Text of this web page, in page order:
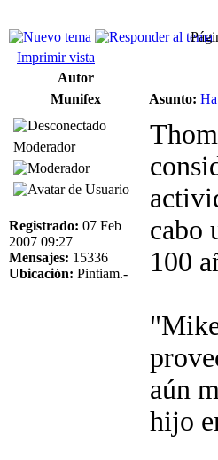
Imprimir vista
Autor
Munifex
Asunto:
Moderador
Registrado: 07 Feb
2007 09:27
Mensajes: 15336
Ubicación: Pintiam.-
cabo
100
aún
hijo